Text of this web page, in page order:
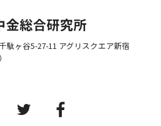
金総合研究所
駄ヶ谷5-27-11 アグリスクエア新宿